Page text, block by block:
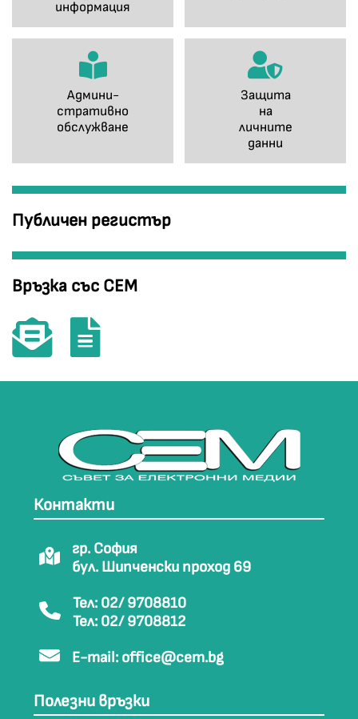
информация
Админи-
стративно
обслужване
Защита
на
личните
данни
Публичен регистър
Връзка със СЕМ
Контакти
гр. София
бул. Шипченски проход 69
Тел: 02/ 9708810
Тел: 02/ 9708812
E-mail: office@cem.bg
Полезни връзки